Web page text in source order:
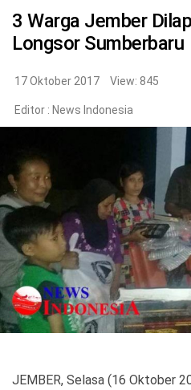
Regional
Nasional
Peristiwa
Hukum Kriminal
Politik
Gaya Hidup
Kesehatan Kuliner
Otomotif
Iptek
3 Warga Jember
Longsor Sumberbaru
17 Oktober 2017 View: 845
Editor : News Indonesia
JEMBER, Selasa (16 Oktober